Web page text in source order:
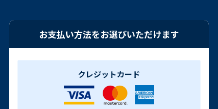
お支払い方法をお選びいただけます
クレジットカード